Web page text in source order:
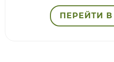
ПЕРЕЙТИ